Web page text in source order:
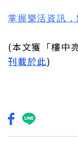
掌握樂活資訊，
(本文獲「樓中
刊載於此)